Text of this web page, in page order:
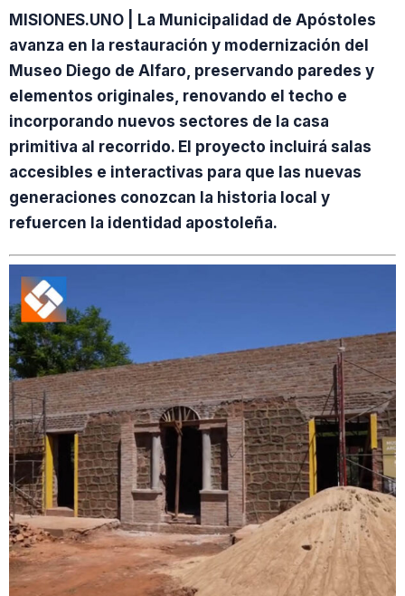
MISIONES.UNO | La Municipalidad de Apóstoles
avanza en la restauración y modernización del
Museo Diego de Alfaro, preservando paredes y
elementos originales, renovando el techo e
incorporando nuevos sectores de la casa
primitiva al recorrido. El proyecto incluirá salas
accesibles e interactivas para que las nuevas
generaciones conozcan la historia local y
refuercen la identidad apostoleña.